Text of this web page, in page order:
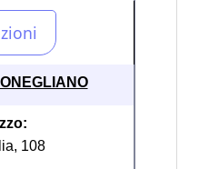
108